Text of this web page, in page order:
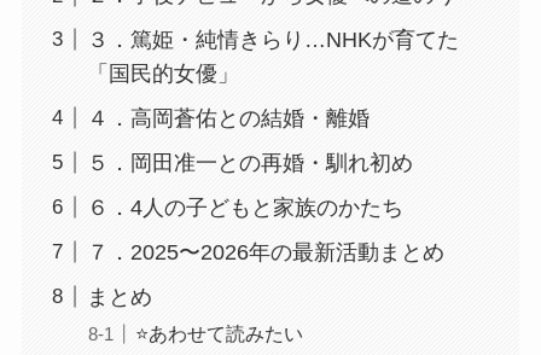
３．篤姫・純情きらり…NHKが育てた
「国民的女優」
４．高岡蒼佑との結婚・離婚
５．岡田准一との再婚・馴れ初め
６．4人の子どもと家族のかたち
７．2025〜2026年の最新活動まとめ
まとめ
⭐あわせて読みたい